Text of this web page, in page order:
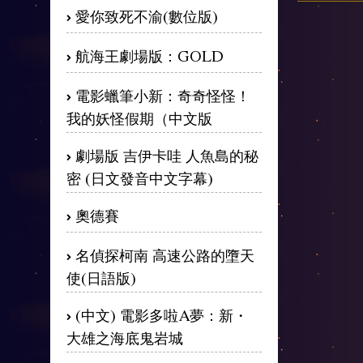
愛你致死不渝(數位版)
航海王劇場版：GOLD
電影蠟筆小新：奇奇怪怪！
我的妖怪假期（中文版
劇場版 吉伊卡哇 人魚島的秘
密 (日文發音中文字幕)
奧德賽
名偵探柯南 高速公路的墮天
使(日語版)
(中文) 電影多啦A夢：新・
大雄之海底鬼岩城